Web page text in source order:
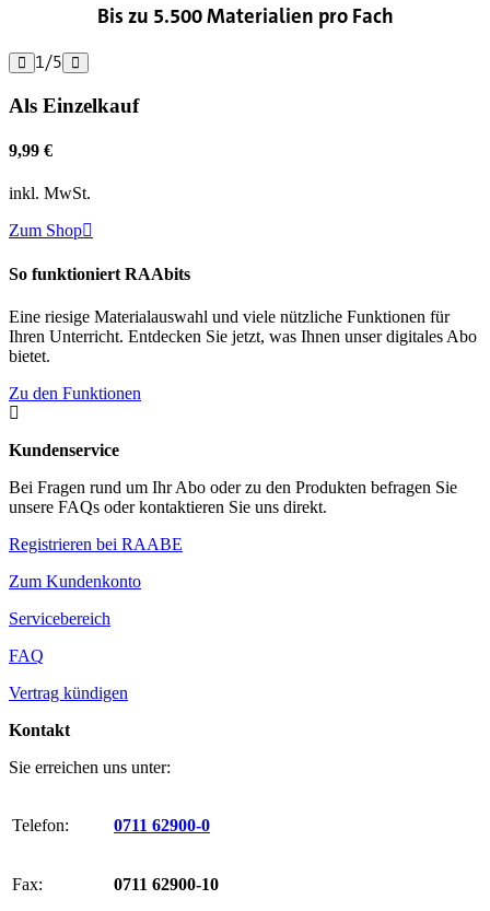
Bis zu 5.500 Materialien pro Fach
 1/5 
Als Einzelkauf
9,99 €
inkl. MwSt.
Zum Shop
So funktioniert RAAbits
Eine riesige Materialauswahl und viele nützliche Funktionen für
Ihren Unterricht. Entdecken Sie jetzt, was Ihnen unser digitales Abo
bietet.
Zu den Funktionen

Kundenservice
Bei Fragen rund um Ihr Abo oder zu den Produkten befragen Sie
unsere FAQs oder kontaktieren Sie uns direkt.
Registrieren bei RAABE
Zum Kundenkonto
Servicebereich
FAQ
Vertrag kündigen
Kontakt
Sie erreichen uns unter:
Telefon: 0711 62900-0
Fax: 0711 62900-10